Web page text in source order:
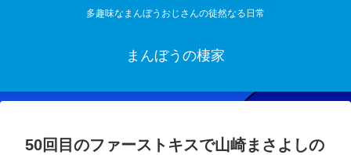
多趣味なまんぼうおじさんの徒然なる日常
まんぼうの棲家
50回目のファーストキスで山崎まさよしの